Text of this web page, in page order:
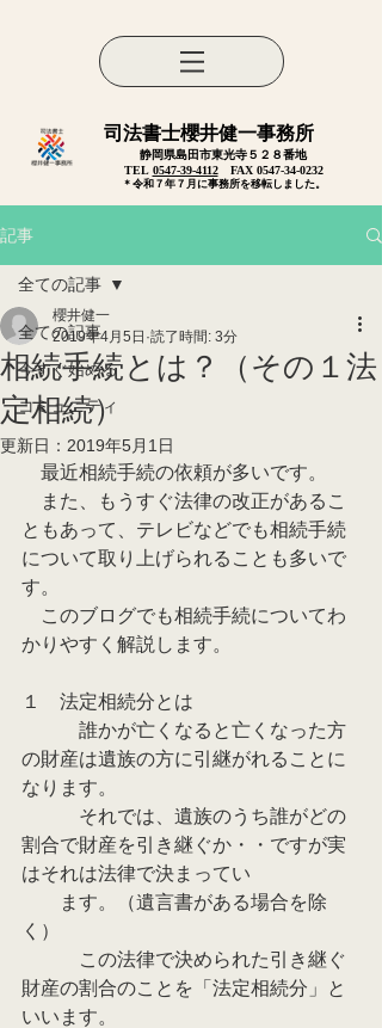
司法書士櫻井健一事務所
静岡県島田市東光寺５２８番地
TEL 0547-39-4112FAX 0547-34-0232
​＊令和７年７月に事務所を移転しました。
記事
全ての記事
今すぐ始める
コミュニティ
全ての記事
相続手続とは？（その１法
定相続）
櫻井健一
2019年4月5日 読了時間: 3分
更新日： 2019年5月1日
最近相続手続の依頼が多いです。
また、もうすぐ法律の改正があるこ
ともあって、テレビなどでも相続手続
について取り上げられることも多いで
す。
このブログでも相続手続についてわ
かりやすく解説します。
１　法定相続分とは
誰かが亡くなると亡くなった方
の財産は遺族の方に引継がれることに
なります。
それでは、遺族のうち誰がどの
割合で財産を引き継ぐか・・ですが実
はそれは法律で決まってい
ます。（遺言書がある場合を除
く）
この法律で決められた引き継ぐ
財産の割合のことを「法定相続分」と
いいます。